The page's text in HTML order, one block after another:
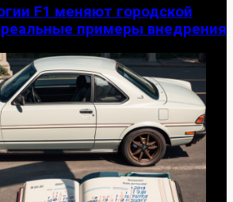
F1 меняют городской
реальные примеры внедрения